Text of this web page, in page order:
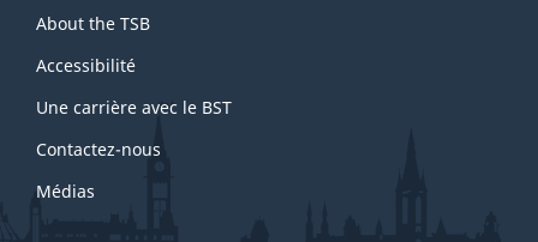
this
site
About the TSB
Accessibilité
Une carrière avec le BST
Contactez-nous
Médias